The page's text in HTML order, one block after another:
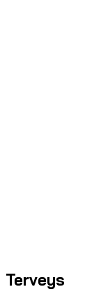
Terveys